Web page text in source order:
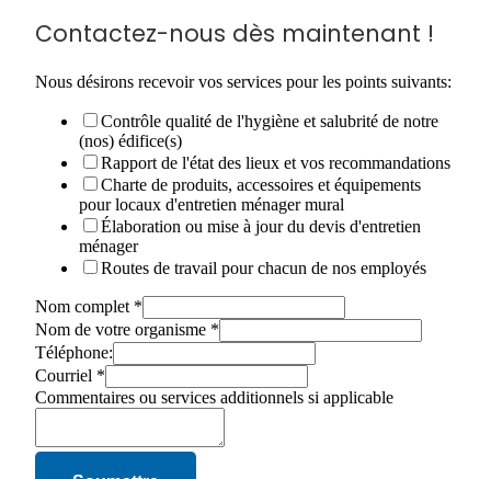
Contactez-nous dès maintenant !
Nous désirons recevoir vos services pour les points suivants:
Contrôle qualité de l'hygiène et salubrité de notre
(nos) édifice(s)
Rapport de l'état des lieux et vos recommandations
Charte de produits, accessoires et équipements
pour locaux d'entretien ménager mural
Élaboration ou mise à jour du devis d'entretien
ménager
Routes de travail pour chacun de nos employés
Nom complet *
Nom de votre organisme *
Téléphone:
Courriel *
Commentaires ou services additionnels si applicable